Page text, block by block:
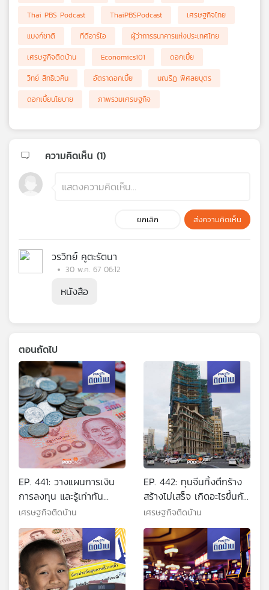
Thai PBS Podcast
ThaiPBSPodcast
เศรษฐกิจไทย
แบงก์ชาติ
ทีดีอาร์ไอ
ผู้ว่าการธนาคารแห่งประเทศไทย
เศรษฐกิจติดบ้าน
Economics101
ดอกเบี้ย
วิทย์ สิทธิเวคิน
อัตราดอกเบี้ย
นณริฏ พิศลยบุตร
ดอกเบี้ยนโยบาย
ภาพรวมเศรษฐกิจ
ความคิดเห็น (1)
ยกเลิก ส่งความคิดเห็น
วรวิทย์ คูตะรัตนา
30 พ.ค. 67 06:12
หนังสือ
ตอนถัดไป
EP. 441: วางแผนการเงิน
การลงทุน และรู้เท่าทัน
เหลี่ยมโจร สำหรับน้อง
ม.ปลาย
เศรษฐกิจติดบ้าน
EP. 442: ทุนจีนทิ้งตึกร้าง
สร้างไม่เสร็จ เกิดอะไรขึ้นกับ
สีหนุวิลล์ กัมพูชา
เศรษฐกิจติดบ้าน